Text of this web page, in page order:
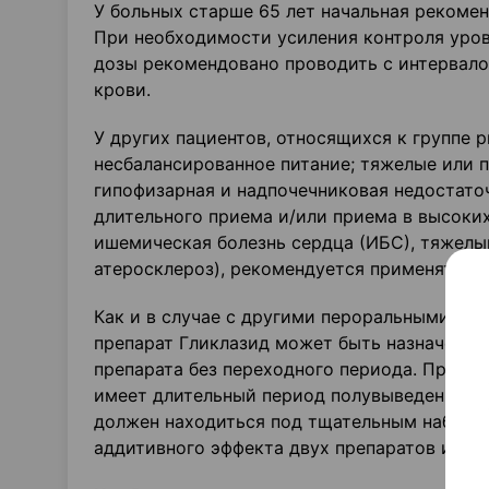
У больных старше 65 лет начальная
При необходимости усиления контроля
дозы ре­комендовано проводить с
крови.
У других пациентов, относящихся к группе
несбалансированное питание; тяжелые или
гипофизарная и надпо­чечниковая
длительного приема и/или приема в
ишемическая болезнь сердца (ИБС),
атеросклероз), реко­мендуется применять
Как и в случае с другими пероральными
препарат Гликлазид может быть назначен
препарата без переходного пе­риода. При
имеет длительный период полувыведения
должен находиться под тщательным
аддитивного эффекта двух препаратов и